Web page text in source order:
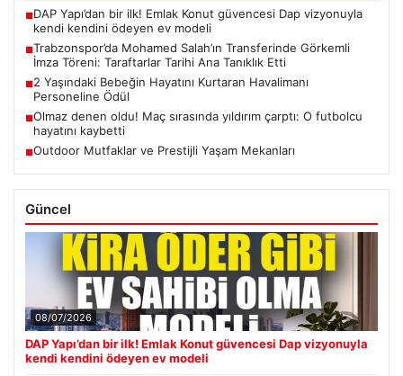
■DAP Yapı’dan bir ilk! Emlak Konut güvencesi Dap vizyonuyla
kendi kendini ödeyen ev modeli
■Trabzonspor’da Mohamed Salah’ın Transferinde Görkemli
İmza Töreni: Taraftarlar Tarihi Ana Tanıklık Etti
■2 Yaşındaki Bebeğin Hayatını Kurtaran Havalimanı
Personeline Ödül
■Olmaz denen oldu! Maç sırasında yıldırım çarptı: O futbolcu
hayatını kaybetti
■Outdoor Mutfaklar ve Prestijli Yaşam Mekanları
Güncel
08/07/2026
DAP Yapı’dan bir ilk! Emlak Konut güvencesi Dap vizyonuyla
kendi kendini ödeyen ev modeli